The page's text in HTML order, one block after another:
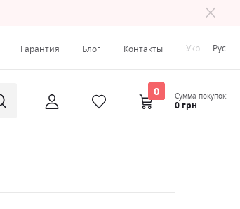
Гарантия Блог Контакты Укр Рус
0 Сумма покупок:
0 грн